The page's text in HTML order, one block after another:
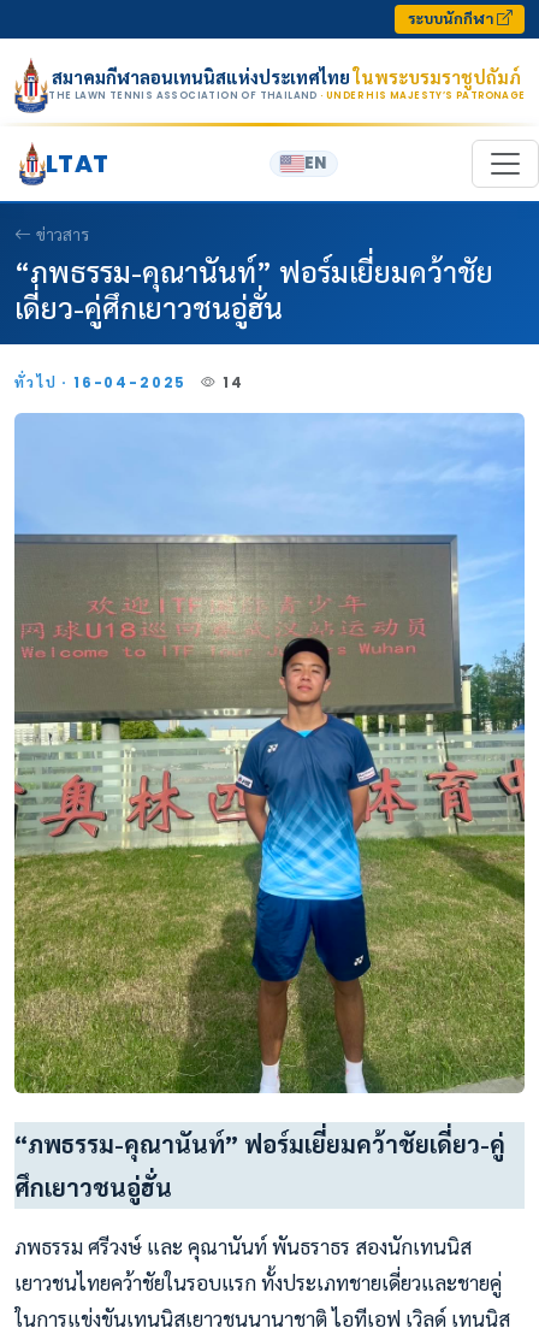
ระบบนักกีฬา
สมาคมกีฬาลอนเทนนิสแห่งประเทศไทยในพระบรมราชูปถัมภ์
THE LAWN TENNIS ASSOCIATION OF THAILAND · UNDER HIS MAJESTY’S PATRONAGE
LTAT EN
ข่าวสาร
“ภพธรรม-คุณานันท์” ฟอร์มเยี่ยมคว้าชัย
เดี่ยว-คู่ศึกเยาวชนอู่ฮั่น
ทั่วไป · 16-04-2025 14
“ภพธรรม-คุณานันท์” ฟอร์มเยี่ยมคว้าชัยเดี่ยว-คู่
ศึกเยาวชนอู่ฮั่น
ภพธรรม ศรีวงษ์ และ คุณานันท์ พันธราธร สองนักเทนนิส
เยาวชนไทยคว้าชัยในรอบแรก ทั้งประเภทชายเดี่ยวและชายคู่
ในการแข่งขันเทนนิสเยาวชนนานาชาติ ไอทีเอฟ เวิลด์ เทนนิส